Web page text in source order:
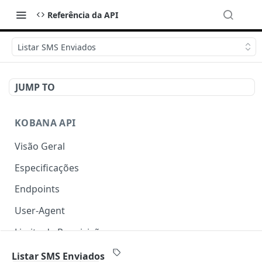
Referência da API
Listar SMS Enviados
JUMP TO
KOBANA API
Visão Geral
Especificações
Endpoints
User-Agent
Limite de Requisições
Autenticação
Listar SMS Enviados